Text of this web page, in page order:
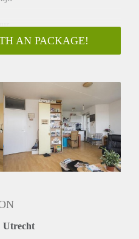
AN PACKAGE!
Utrecht